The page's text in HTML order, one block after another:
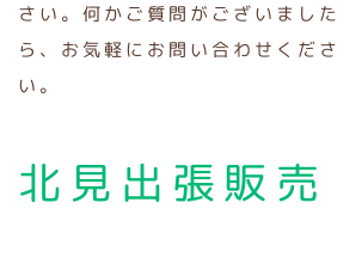
さい。何かご質問がございました
ら、お気軽にお問い合わせくださ
い。
北見出張販売